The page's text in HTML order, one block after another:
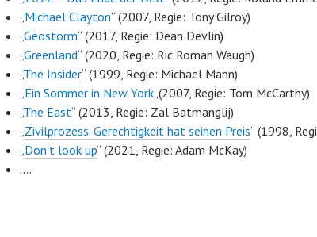
„Michael Clayton“ (2007, Regie: Tony Gilroy)
„Geostorm“ (2017, Regie: Dean Devlin)
„Greenland“ (2020, Regie: Ric Roman Waugh)
„The Insider“ (1999, Regie: Michael Mann)
„Ein Sommer in New York„(2007, Regie: Tom McCarthy)
„The East“ (2013, Regie: Zal Batmanglij)
„Zivilprozess. Gerechtigkeit hat seinen Preis“ (1998,
„Don’t look up“ (2021, Regie: Adam McKay)
….